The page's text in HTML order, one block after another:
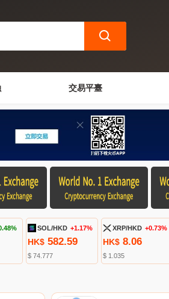
交易平臺
SOL/HKD +1.17%
HK$ 582.59
$ 74.777
XRP/HKD +0.73%
HK$ 8.06
$ 1.035